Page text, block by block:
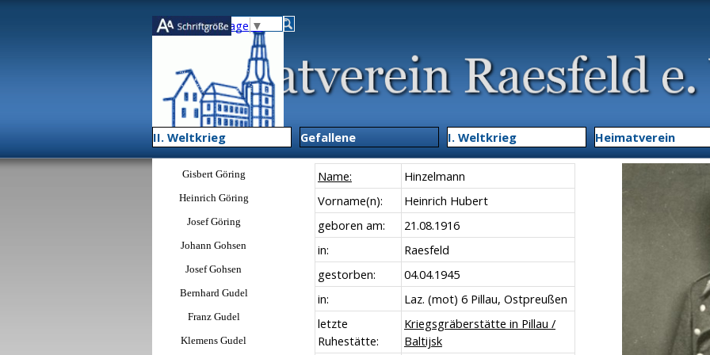
Select Language ▼
Menü überspringen
II. Weltkrieg ▼Gefallene ▼I. Weltkrieg ▼Heimatverein
Menü überspringen
Gisbert Göring
Heinrich Göring
Josef Göring
Johann Gohsen
Josef Gohsen
Bernhard Gudel
Franz Gudel
Klemens Gudel
Name:
Hinzelmann
Vorname(n):
Heinrich Hubert
geboren am:
21.08.1916
in:
Raesfeld
gestorben:
04.04.1945
in:
Laz. (mot) 6 Pillau, Ostpreußen
letzte
Ruhestätte:
Kriegsgräberstätte in Pillau /
Baltijsk